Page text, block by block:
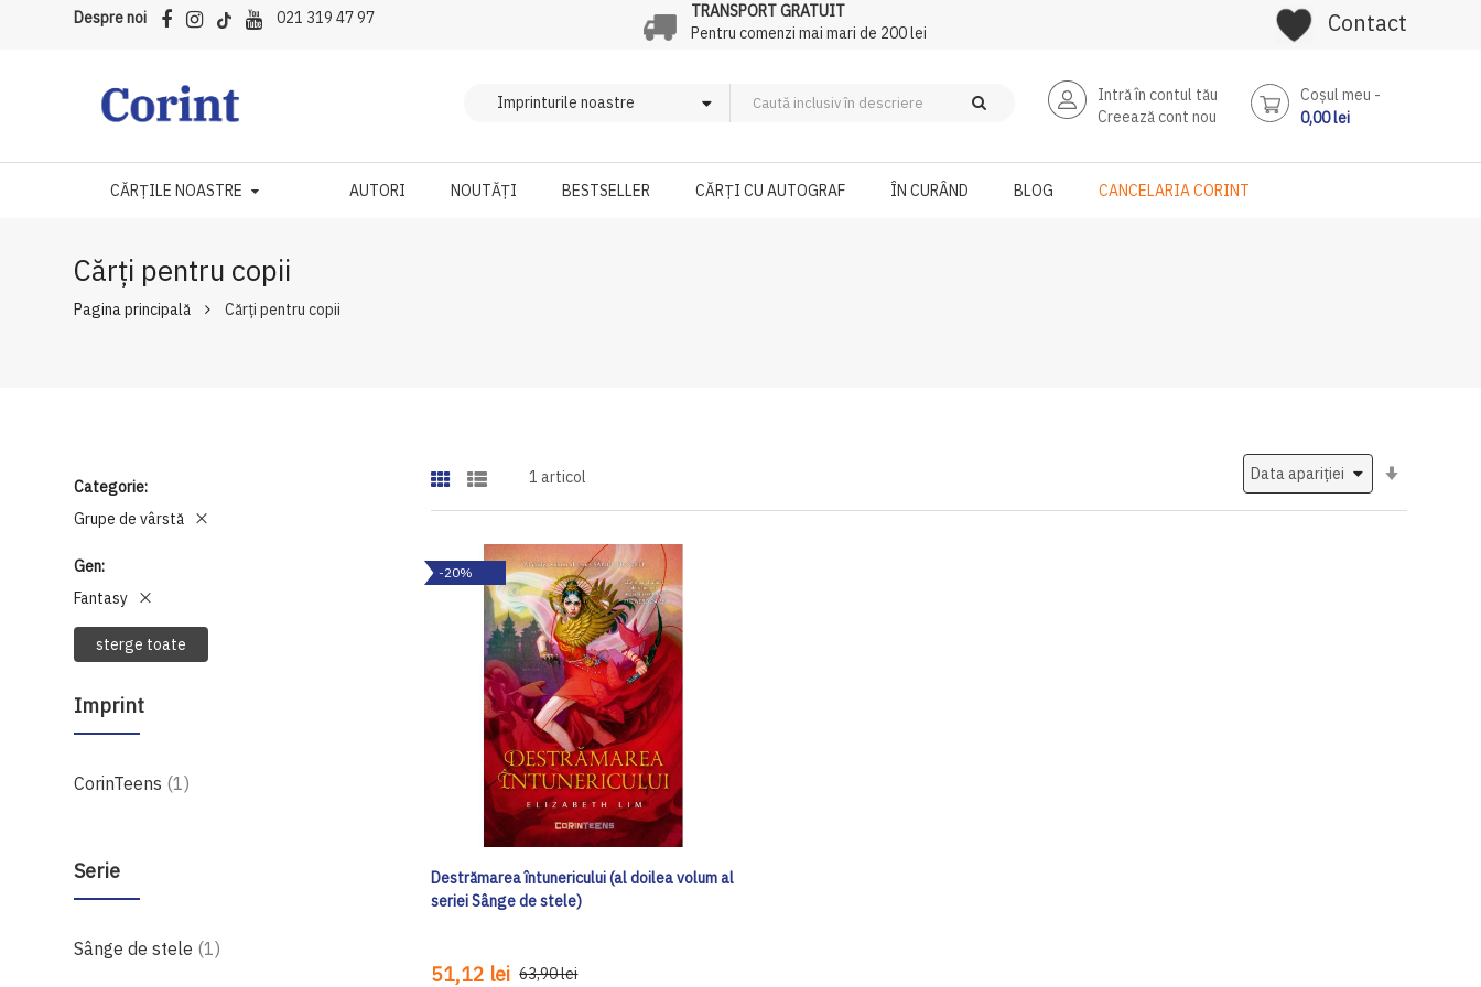
Despre noi 021 319 47 97
TRANSPORT GRATUIT
Pentru comenzi mai mari de 200 lei
Contact
Intră în contul tău
Creează cont nou
Coşul meu
0,00 lei
CĂRȚILE NOASTRE AUTORI NOUTĂȚI BESTSELLER CĂRȚI CU AUTOGRAF ÎN CURÂND BLOG CANCELARIA CORINT
Cărți pentru copii
Pagina principală Cărți pentru copii
Categorie
Grupe de vârstă
Gen
Fantasy
sterge toate
Imprint
CorinTeens 1produs
Serie
Sânge de stele 1produs
1 articol
-20%
Destrămarea întunericului (al doilea volum al
seriei Sânge de stele)
51,12 lei 63,90 lei